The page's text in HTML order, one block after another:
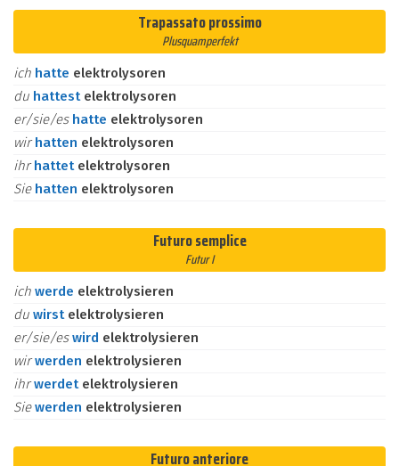
Trapassato prossimo
Plusquamperfekt
ich hatte elektrolysoren
du hattest elektrolysoren
er/sie/es hatte elektrolysoren
wirhatten elektrolysoren
ihrhattet elektrolysoren
Sie hatten elektrolysoren
Futuro semplice
Futur I
ich werde elektrolysieren
du wirst elektrolysieren
er/sie/eswird elektrolysieren
wirwerden elektrolysieren
ihrwerdet elektrolysieren
Siewerden elektrolysieren
Futuro anteriore